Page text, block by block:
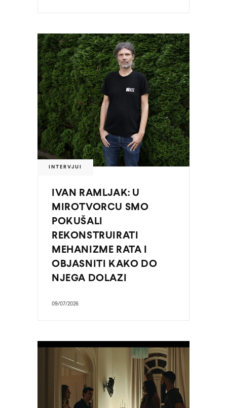
INTERVJUI
IVAN RAMLJAK: U
MIROTVORCU SMO
POKUŠALI
REKONSTRUIRATI
MEHANIZME RATA I
OBJASNITI KAKO DO
NJEGA DOLAZI
09/07/2026